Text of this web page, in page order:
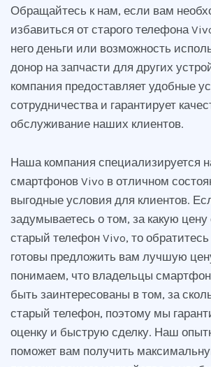
Обращайтесь к нам, если вам
избавиться от старого телефона
него деньги или возможность
донор на запчасти для других
компания предоставляет удобные
сотрудничества и гарантирует
обслуживание наших клиентов.
Наша компания специализируется
смартфонов Vivo в отличном
выгодные условия для клиентов.
задумываетесь о том, за какую цену
старый телефон Vivo, то
готовы предложить вам лучшую
понимаем, что владельцы
быть заинтересованы в том, за
старый телефон, поэтому мы
оценку и быструю сделку. Наш
поможет вам получить